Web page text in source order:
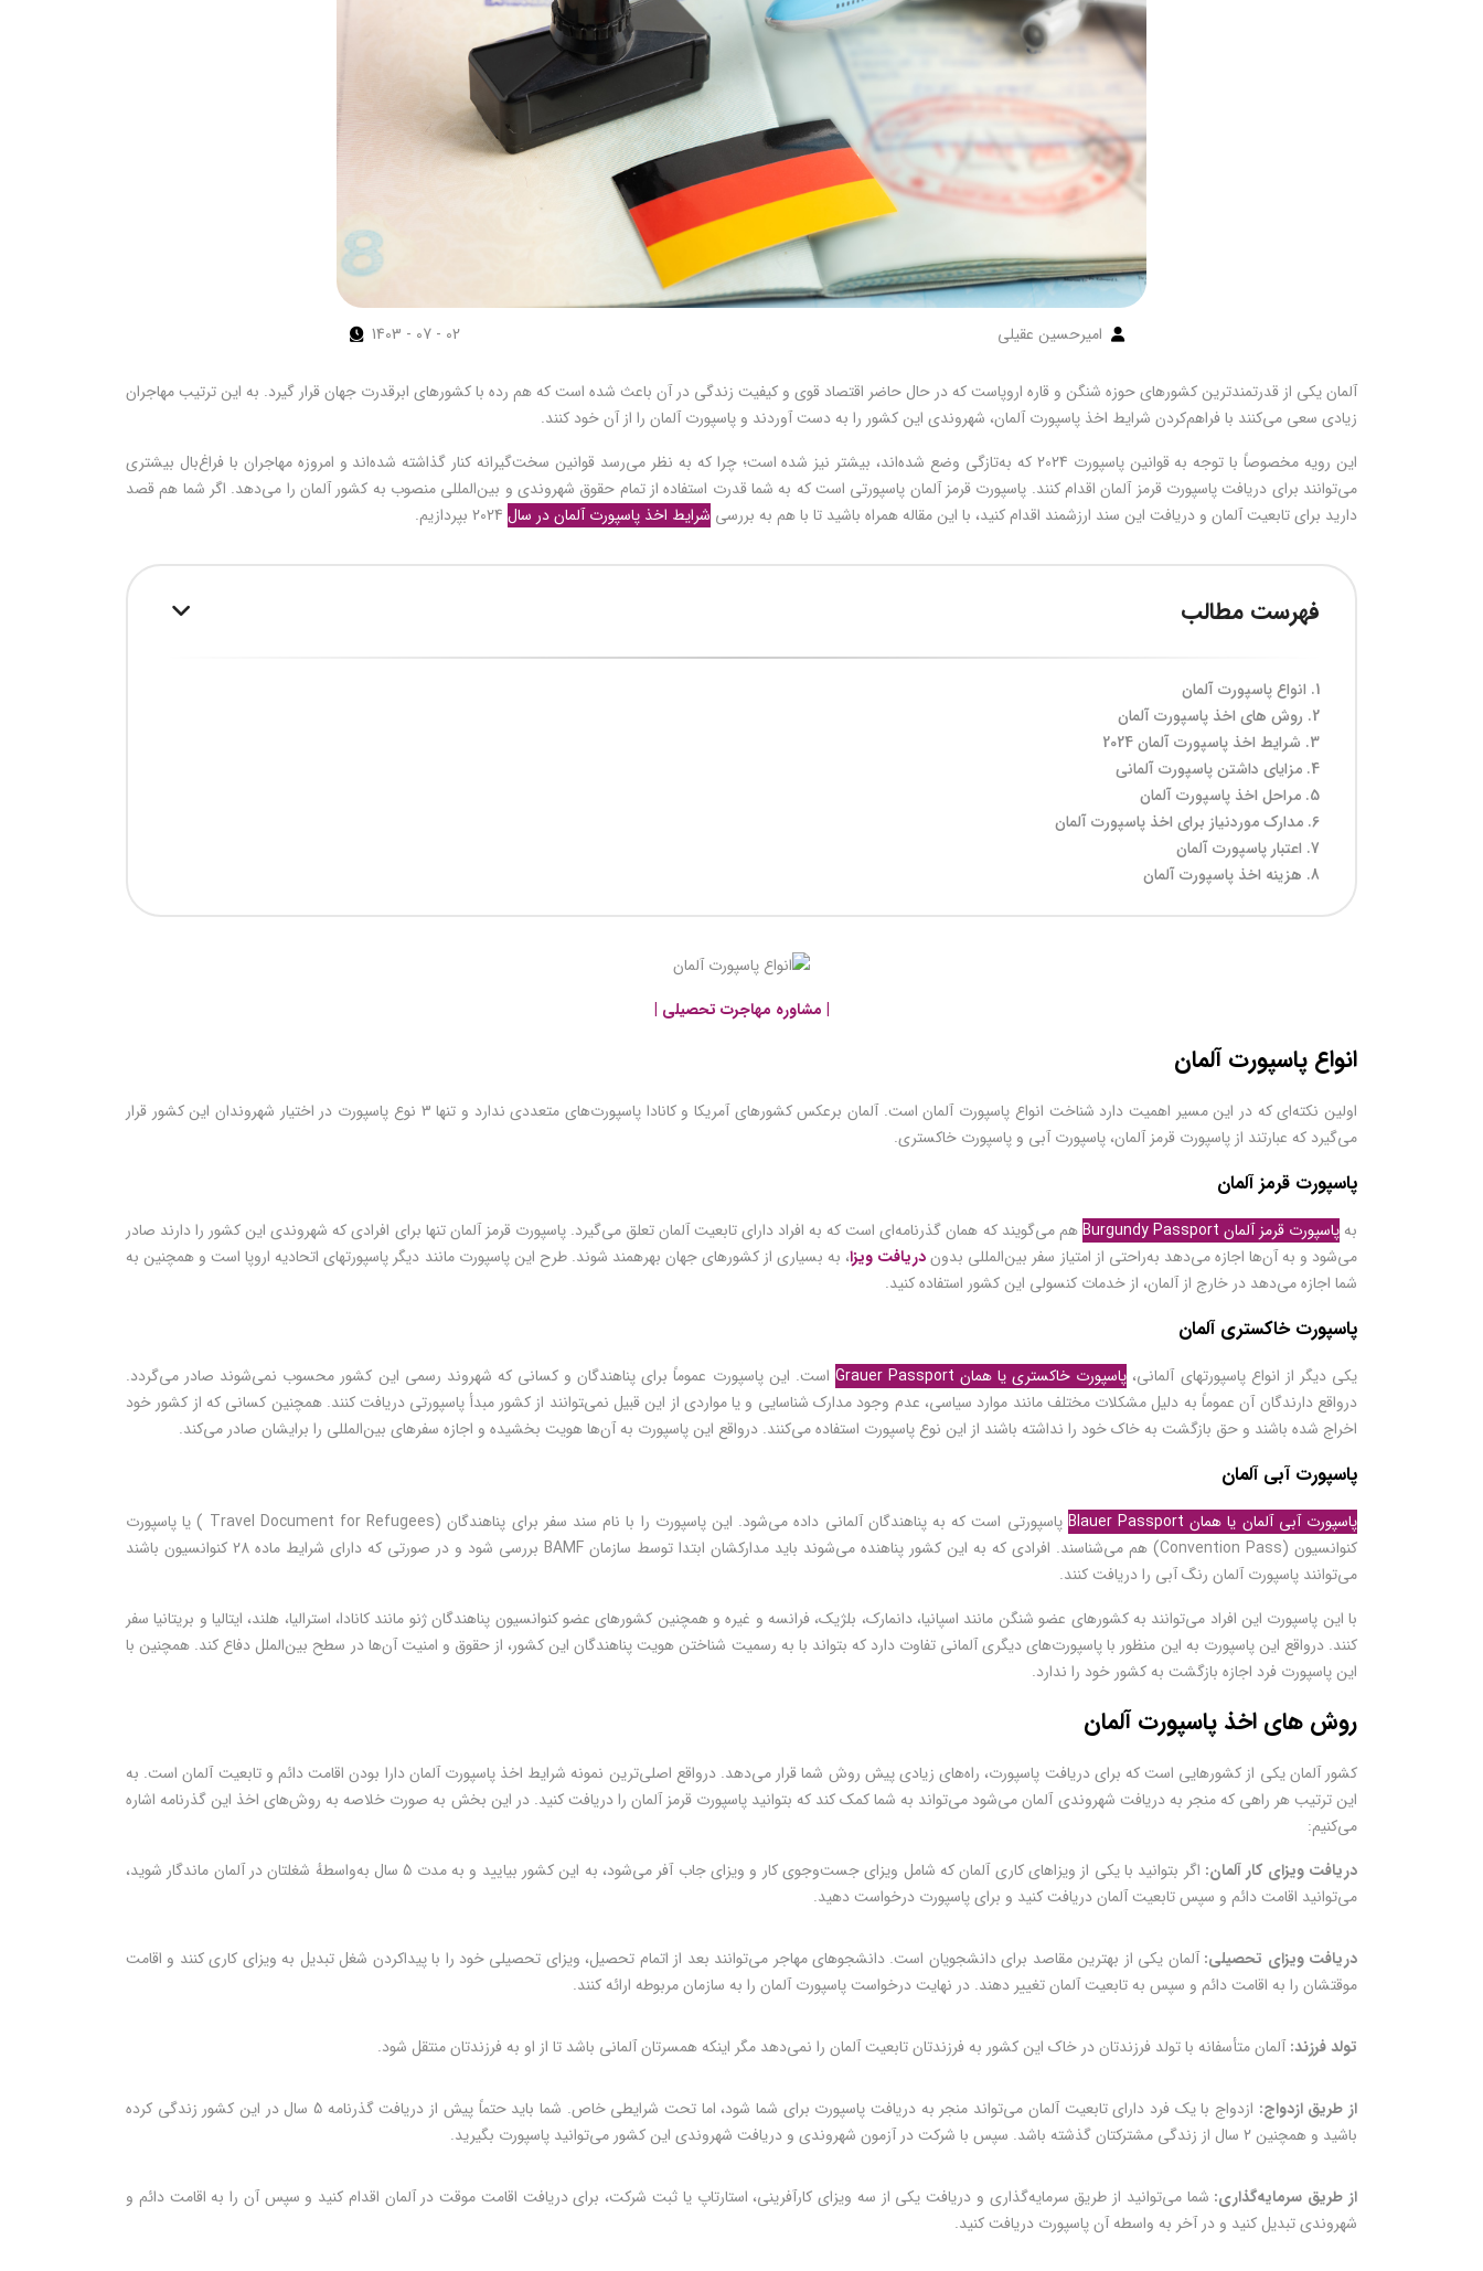
امیرحسین عقیلی 1403 - 07 - 02
آلمان یکی از قدرتمندترین کشورهای حوزه شنگن و قاره اروپاست که در حال حاضر اقتصاد قوی و کیفیت زندگی در آن باعث شده است که هم رده با کشورهای ابرقدرت جهان قرار گیرد. به این ترتیب مهاجران
زیادی سعی می‌کنند با فراهم‌کردن شرایط اخذ پاسپورت آلمان، شهروندی این کشور را به دست آوردند و پاسپورت آلمان را از آن خود کنند.
این رویه مخصوصاً با توجه به قوانین پاسپورت 2024 که به‌تازگی وضع شده‌اند، بیشتر نیز شده است؛ چرا که به نظر می‌رسد قوانین سخت‌گیرانه کنار گذاشته شده‌اند و امروزه مهاجران با فراغ‌بال بیشتری
می‌توانند برای دریافت پاسپورت قرمز آلمان اقدام کنند. پاسپورت قرمز آلمان پاسپورتی است که به شما قدرت استفاده از تمام حقوق شهروندی و بین‌المللی منصوب به کشور آلمان را می‌دهد. اگر شما هم قصد
دارید برای تابعیت آلمان و دریافت این سند ارزشمند اقدام کنید، با این مقاله همراه باشید تا با هم به بررسی شرایط اخذ پاسپورت آلمان در سال
فهرست مطالب
انواع پاسپورت آلمان
روش های اخذ پاسپورت آلمان
شرایط اخذ پاسپورت آلمان 2024
مزایای داشتن پاسپورت آلمانی
مراحل اخذ پاسپورت آلمان
مدارک موردنیاز برای اخذ پاسپورت آلمان
اعتبار پاسپورت آلمان
هزینه اخذ پاسپورت آلمان
| مشاوره مهاجرت تحصیلی |
انواع پاسپورت آلمان
اولین نکته‌ای که در این مسیر اهمیت دارد شناخت انواع پاسپورت آلمان است. آلمان برعکس کشورهای آمریکا و کانادا پاسپورت‌های متعددی ندارد و تنها 3 نوع پاسپورت در اختیار شهروندان این کشور قرار
می‌گیرد که عبارتند از پاسپورت قرمز آلمان، پاسپورت آبی و پاسپورت خاکستری.
پاسپورت قرمز آلمان
بهپاسپورت قرمز آلمان Burgundy Passport
هم می‌گویند که همان گذرنامه‌ای است که به افراد دارای تابعیت آلمان تعلق می‌گیرد. پاسپورت قرمز آلمان تنها برای افرادی که شهروندی این کشور را دارند صادر
می‌شود و به آن‌ها اجازه می‌دهد به‌راحتی از امتیاز سفر بین‌المللی بدوندریافت ویزا، به بسیاری از کشورهای جهان بهره­‍مند شوند. طرح این پاسپورت مانند دیگر پاسپورت‍های اتحادیه اروپا است و همچنین به
شما اجازه می‌دهد در خارج از آلمان، از خدمات کنسولی این کشور استفاده کنید.
پاسپورت خاکستری آلمان
یکی دیگر از انواع پاسپورت­‍های آلمانی، پاسپورت خاکستری یا همان Grauer Passport
است. این پاسپورت عموماً برای پناهندگان و کسانی که شهروند رسمی این کشور محسوب نمی‌شوند صادر می‌گردد.
درواقع دارندگان آن عموماً به دلیل مشکلات مختلف مانند موارد سیاسی، عدم وجود مدارک شناسایی و یا مواردی از این قبیل نمی‌‍توانند از کشور مبدأ پاسپورتی دریافت کنند. همچنین کسانی که از کشور خود
اخراج شده باشند و حق بازگشت به خاک خود را نداشته باشند از این نوع پاسپورت استفاده می‌کنند. درواقع این پاسپورت به آن‌ها هویت بخشیده و اجازه سفرهای بین‌المللی را برایشان صادر می‌کند.
پاسپورت آبی آلمان
پاسپورت آبی آلمان یا همان Blauer Passport
پاسپورتی است که به پناهندگان آلمانی داده می‌شود. این پاسپورت را با نام سند سفر برای پناهندگان (Travel Document for Refugees ) یا پاسپورت
کنوانسیون (Convention Pass) هم می‌شناسند. افرادی که به این کشور پناهنده می‌شوند باید مدارکشان ابتدا توسط سازمان BAMF بررسی شود و در صورتی که دارای شرایط ماده 28 کنوانسیون باشند
می‌توانند پاسپورت آلمان رنگ آبی را دریافت کنند.
با این پاسپورت این افراد می‌توانند به کشورهای عضو شنگن مانند اسپانیا، دانمارک، بلژیک، فرانسه و غیره و همچنین کشورهای عضو کنوانسیون پناهندگان ژنو مانند کانادا، استرالیا، هلند، ایتالیا و بریتانیا سفر
کنند. درواقع این پاسپورت به این منظور با پاسپورت‌های دیگری آلمانی تفاوت دارد که بتواند با به رسمیت شناختن هویت پناهندگان این کشور، از حقوق و امنیت آن‌ها در سطح بین‌الملل دفاع کند. همچنین با
این پاسپورت فرد اجازه بازگشت به کشور خود را ندارد.
روش های اخذ پاسپورت آلمان
کشور آلمان یکی از کشورهایی است که برای دریافت پاسپورت، راه‌های زیادی پیش روش شما قرار می‌دهد. درواقع اصلی‌ترین نمونه شرایط اخذ پاسپورت آلمان دارا بودن اقامت دائم و تابعیت آلمان است. به
این ترتیب هر راهی که منجر به دریافت شهروندی آلمان می‌شود می‌تواند به شما کمک کند که بتوانید پاسپورت قرمز آلمان را دریافت کنید. در این بخش به صورت خلاصه به روش‌های اخذ این گذرنامه اشاره
می‌کنیم:
دریافت ویزای کار آلمان:
اگر بتوانید با یکی از ویزاهای کاری آلمان که شامل ویزای جست‌و‌جوی کار و ویزای جاب آفر می‌شود، به این کشور بیایید و به مدت 5 سال به‌واسطهٔ شغلتان در آلمان ماندگار شوید،
می‌توانید اقامت دائم و سپس تابعیت آلمان دریافت کنید و برای پاسپورت درخواست دهید.
دریافت ویزای تحصیلی:آلمان یکی از بهترین مقاصد برای دانشجویان است. دانشجوهای مهاجر می‌توانند بعد از اتمام تحصیل، ویزای تحصیلی خود را با پیداکردن شغل تبدیل به ویزای کاری کنند و اقامت
موقتشان را به اقامت دائم و سپس به تابعیت آلمان تغییر دهند. در نهایت درخواست پاسپورت آلمان را به سازمان مربوطه ارائه کنند.
تولد فرزند:آلمان متأسفانه با تولد فرزندتان در خاک این کشور به فرزندتان تابعیت آلمان را نمی‌دهد مگر اینکه همسرتان آلمانی باشد تا از او به فرزندتان منتقل شود.
از طریق ازدواج:
ازدواج با یک فرد دارای تابعیت آلمان می‌تواند منجر به دریافت پاسپورت برای شما شود، اما تحت شرایطی خاص. شما باید حتماً پیش از دریافت گذرنامه 5 سال در این کشور زندگی کرده
باشید و همچنین 2 سال از زندگی مشترکتان گذشته باشد. سپس با شرکت در آزمون شهروندی و دریافت شهروندی این کشور می‌توانید پاسپورت بگیرید.
از طریق سرمایه‌گذاری: شما می‌توانید از طریق سرمایه‌گذاری و دریافت یکی از سه ویزای کارآفرینی، استارتاپ یا ثبت شرکت، برای دریافت اقامت موقت در آلمان اقدام کنید و سپس آن را به اقامت دائم و
شهروندی تبدیل کنید و در آخر به واسطه آن پاسپورت دریافت کنید.